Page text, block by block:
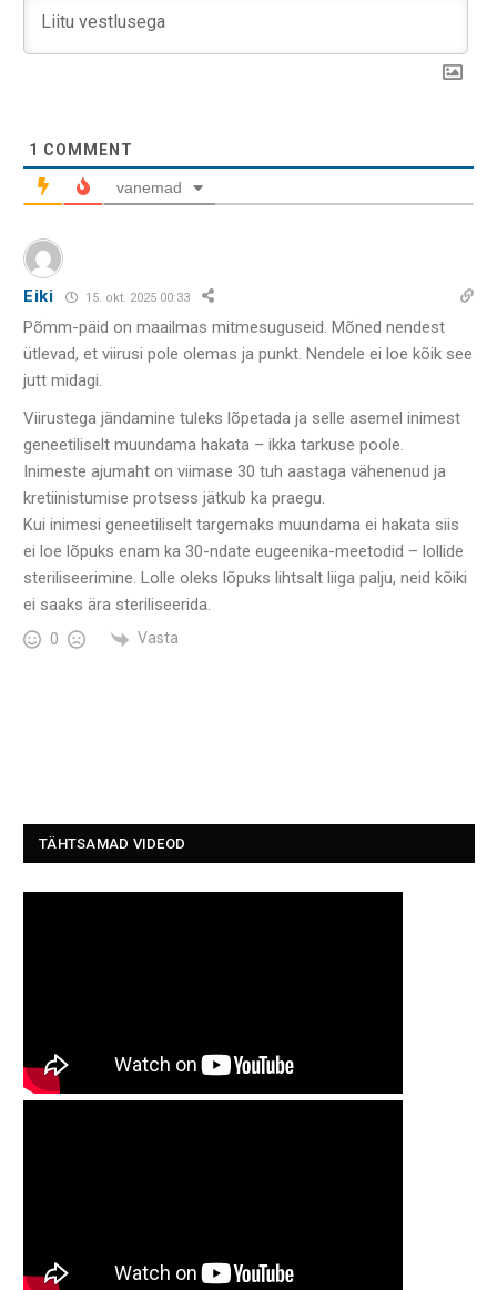
1 COMMENT
vanemad
Eiki 15. okt. 2025 00:33
Põmm-päid on maailmas mitmesuguseid. Mõned nendest
ütlevad, et viirusi pole olemas ja punkt. Nendele ei loe kõik see
jutt midagi.
Viirustega jändamine tuleks lõpetada ja selle asemel inimest
geneetiliselt muundama hakata – ikka tarkuse poole.
Inimeste ajumaht on viimase 30 tuh aastaga vähenenud ja
kretiinistumise protsess jätkub ka praegu.
Kui inimesi geneetiliselt targemaks muundama ei hakata siis
ei loe lõpuks enam ka 30-ndate eugeenika-meetodid – lollide
steriliseerimine. Lolle oleks lõpuks lihtsalt liiga palju, neid kõiki
ei saaks ära steriliseerida.
0 Vasta
TÄHTSAMAD VIDEOD